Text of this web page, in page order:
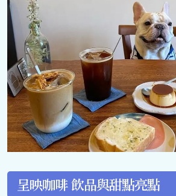
呈映咖啡 飲品與甜點亮點